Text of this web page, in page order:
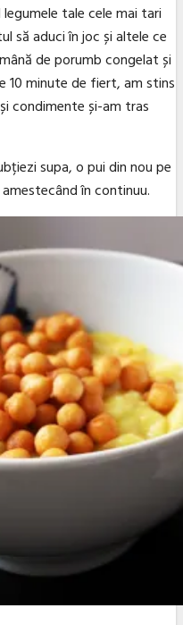
tale cele mai tari
să aduci în joc și altele ce
de porumb congelat și
10 minute de fiert, am stins
condimente și-am tras
supa, o pui din nou pe
în continuu.